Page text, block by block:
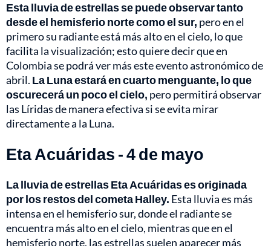
Esta lluvia de estrellas se puede observar tanto
desde el hemisferio norte como el sur, pero en el
primero su radiante está más alto en el cielo, lo que
facilita la visualización; esto quiere decir que en
Colombia se podrá ver más este evento astronómico de
abril. La Luna estará en cuarto menguante, lo que
oscurecerá un poco el cielo, pero permitirá observar
las Líridas de manera efectiva si se evita mirar
directamente a la Luna.
Eta Acuáridas - 4 de mayo
La lluvia de estrellas Eta Acuáridas es originada
por los restos del cometa Halley. Esta lluvia es más
intensa en el hemisferio sur, donde el radiante se
encuentra más alto en el cielo, mientras que en el
hemisferio norte, las estrellas suelen aparecer más